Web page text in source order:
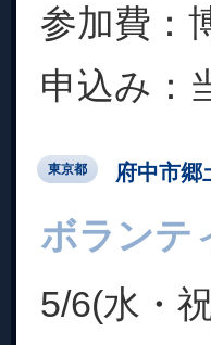
参加費：
申込み：
東京都 府中市郷
ボランテ
5/6(水・